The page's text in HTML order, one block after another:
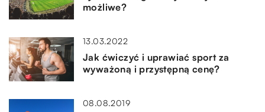
możliwe?
13.03.2022
Jak ćwiczyć i uprawiać sport za
wyważoną i przystępną cenę?
08.08.2019